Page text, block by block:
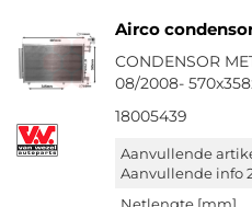
Airco
CONDENSOR
08/2008-
18005439
Aanvullende
Aanvullende info